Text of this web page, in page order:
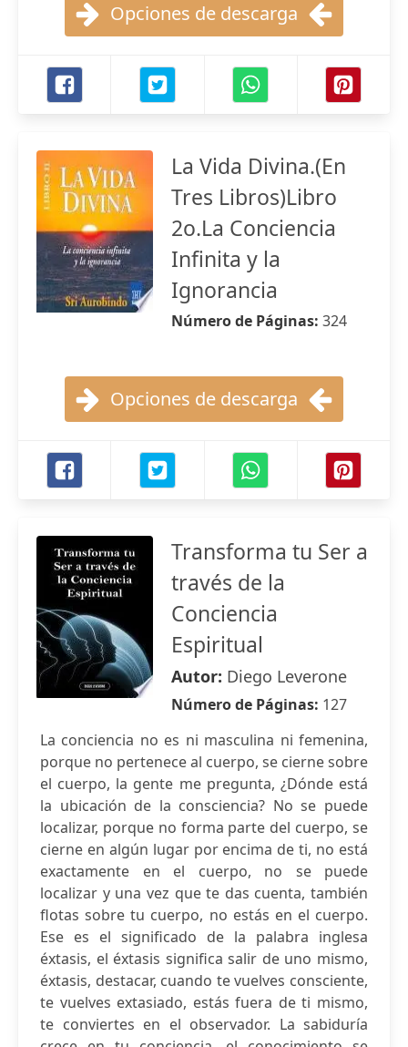
Opciones de descarga
La Vida Divina.(En
Tres Libros)Libro
2o.La Conciencia
Infinita y la
Ignorancia
Número de Páginas: 324
Opciones de descarga
Transforma tu Ser a
través de la
Conciencia
Espiritual
Autor: Diego Leverone
Número de Páginas: 127
La conciencia no es ni masculina ni femenina,
porque no pertenece al cuerpo, se cierne sobre
el cuerpo, la gente me pregunta, ¿Dónde está
la ubicación de la consciencia? No se puede
localizar, porque no forma parte del cuerpo, se
cierne en algún lugar por encima de ti, no está
exactamente en el cuerpo, no se puede
localizar y una vez que te das cuenta, también
flotas sobre tu cuerpo, no estás en el cuerpo.
Ese es el significado de la palabra inglesa
éxtasis, el éxtasis significa salir de uno mismo,
éxtasis, destacar, cuando te vuelves consciente,
te vuelves extasiado, estás fuera de ti mismo,
te conviertes en el observador. La sabiduría